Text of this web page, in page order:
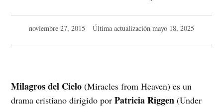
noviembre 27, 2015 Última actualización mayo 18, 2025
Milagros del Cielo (Miracles from Heaven) es un
drama cristiano dirigido porPatricia Riggen (Under